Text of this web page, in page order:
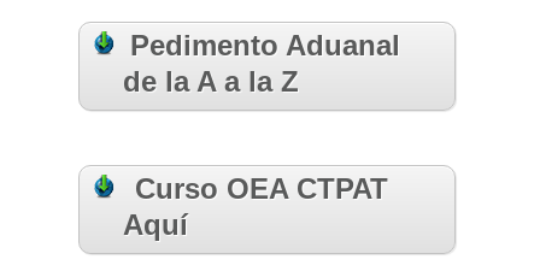
Pedimento Aduanal
de la A a la Z
Curso OEA CTPAT
Aquí